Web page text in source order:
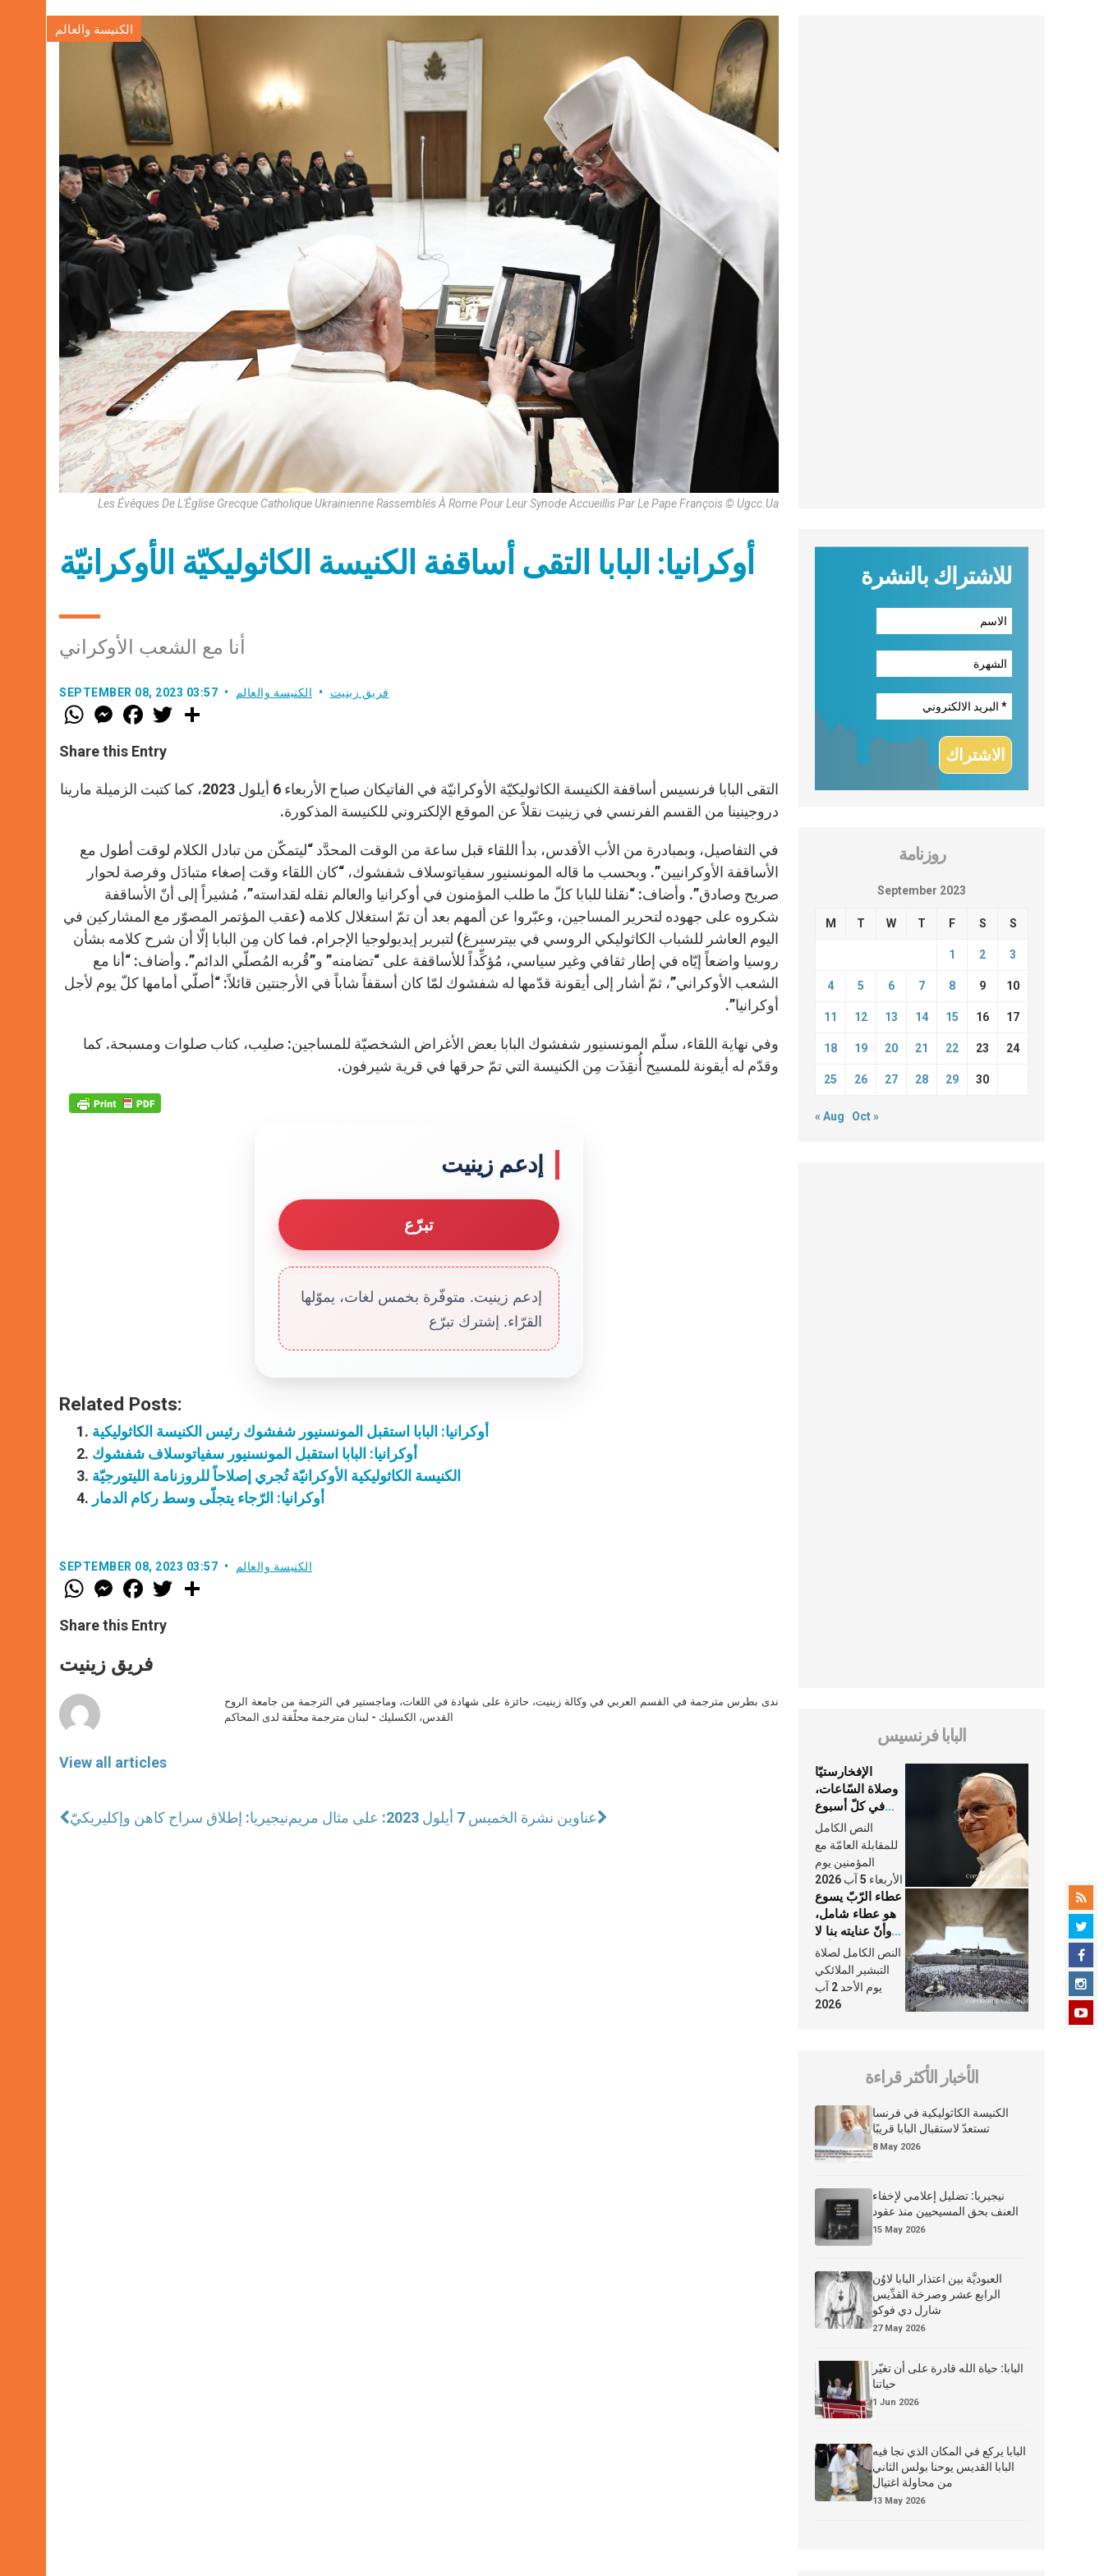
الكنيسة والعالم
Les Évêques De L'Église Grecque Catholique Ukrainienne Rassemblés À Rome Pour Leur Synode Accueillis Par Le Pape François © Ugcc.Ua
أوكرانيا: البابا التقى أساقفة الكنيسة الكاثوليكيّة الأوكرانيّة
أنا مع الشعب الأوكراني
SEPTEMBER 08, 2023 03:57 فريق زينيت الكنيسة والعالم
W
h
t
s
p
p
M
e
s
e
g
e
F
a
e
b
o
k
w
r
Share this Entry
التقى البابا فرنسيس أساقفة الكنيسة الكاثوليكيّة الأوكرانيّة في الفاتيكان صباح الأربعاء 6 أيلول 2023، كما كتبت الزميلة مارينا
دروجينينا من القسم الفرنسي في زينيت نقلاً عن الموقع الإلكتروني للكنيسة المذكورة.
في التفاصيل، وبمبادرة من الأب الأقدس، بدأ اللقاء قبل ساعة من الوقت المحدَّد “ليتمكّن من تبادل الكلام لوقت أطول مع
الأساقفة الأوكرانيين”. وبحسب ما قاله المونسنيور سفياتوسلاف شفشوك، “كان اللقاء وقت إصغاء متبادَل وفرصة لحوار
صريح وصادق”. وأضاف: “نقلنا للبابا كلّ ما طلب المؤمنون في أوكرانيا والعالم نقله لقداسته”، مُشيراً إلى أنّ الأساقفة
شكروه على جهوده لتحرير المساجين، وعبّروا عن ألمهم بعد أن تمّ استغلال كلامه (عقب المؤتمر المصوّر مع المشاركين في
اليوم العاشر للشباب الكاثوليكي الروسي في بيترسبرغ) لتبرير إيديولوجيا الإجرام. فما كان مِن البابا إلّا أن شرح كلامه بشأن
روسيا واضعاً إيّاه في إطار ثقافي وغير سياسي، مُؤكِّداً للأساقفة على “تضامنه” و”قُربه المُصلّي الدائم”. وأضاف: “أنا مع
الشعب الأوكراني”، ثمّ أشار إلى أيقونة قدّمها له شفشوك لمّا كان أسقفاً شاباً في الأرجنتين قائلاً: “أصلّي أمامها كلّ يوم لأجل
أوكرانيا”.
وفي نهاية اللقاء، سلّم المونسنيور شفشوك البابا بعض الأغراض الشخصيّة للمساجين: صليب، كتاب صلوات ومسبحة. كما
وقدّم له أيقونة للمسيح أُنقِذَت مِن الكنيسة التي تمّ حرقها في قرية شيرفون.
إدعم زينيت
تبرّع
إدعم زينيت. متوفّرة بخمس لغات، يموّلها
القرّاء. إشترك تبرّع
Related Posts:
أوكرانيا: البابا استقبل المونسنيور شفشوك رئيس الكنيسة الكاثوليكية
أوكرانيا: البابا استقبل المونسنيور سفياتوسلاف شفشوك
الكنيسة الكاثوليكية الأوكرانيّة تُجري إصلاحاً للروزنامة الليتورجيّة
أوكرانيا: الرّجاء يتجلّى وسط ركام الدمار
SEPTEMBER 08, 2023 03:57 الكنيسة والعالم
W
h
t
s
p
p
M
e
s
e
g
e
F
a
e
b
o
k
w
Share this Entry
فريق زينيت
View all articles
ندى بطرس مترجمة في القسم العربي في وكالة زينيت، حائزة على شهادة في اللغات، وماجستير في الترجمة من جامعة الروح
القدس، الكسليك - لبنان مترجمة محلّفة لدى المحاكم
نيجيريا: إطلاق سراح كاهن وإكليريكيّ عناوين نشرة الخميس 7 أيلول 2023: على مثال مريم
للاشتراك بالنشرة
روزنامة
September 2023
M T W T F S S
1 2 3
4 5 6 7 8 9 10
11 12 13 14 15 16 17
18 19 20 21 22 23 24
25 26 27 28 29 30
« Aug Oct »
البابا فرنسيس
الإفخارستيّا
وصلاة السّاعات،
في كلّ أسبوع
وكلّ يوم، هما
النَّفَس في حياة
الكنيسة
النص الكامل
للمقابلة العامّة مع
المؤمنين يوم
الأربعاء 5 آب 2026
عطاء الرّبّ يسوع
هو عطاء شامل،
وأنّ عنايته بنا لا
تغيب عنّا أبدًا
النص الكامل لصلاة
التبشير الملائكي
يوم الأحد 2 آب
2026
الأخبار الأكثر قراءة
الكنيسة الكاثوليكية في فرنسا
تستعدّ لاستقبال البابا قريبًا
8 May 2026
نيجيريا: تضليل إعلامي لإخفاء
العنف بحق المسيحيين منذ عقود
15 May 2026
العبوديَّة بين اعتذار البابا لاوُن
الرابع عشر وصرخة القدِّيس
شارل دي فوكو
27 May 2026
البابا: حياة الله قادرة على أن تغيّر
حياتنا
1 Jun 2026
البابا يركع في المكان الذي نجا فيه
البابا القديس يوحنا بولس الثاني
من محاولة اغتيال
13 May 2026